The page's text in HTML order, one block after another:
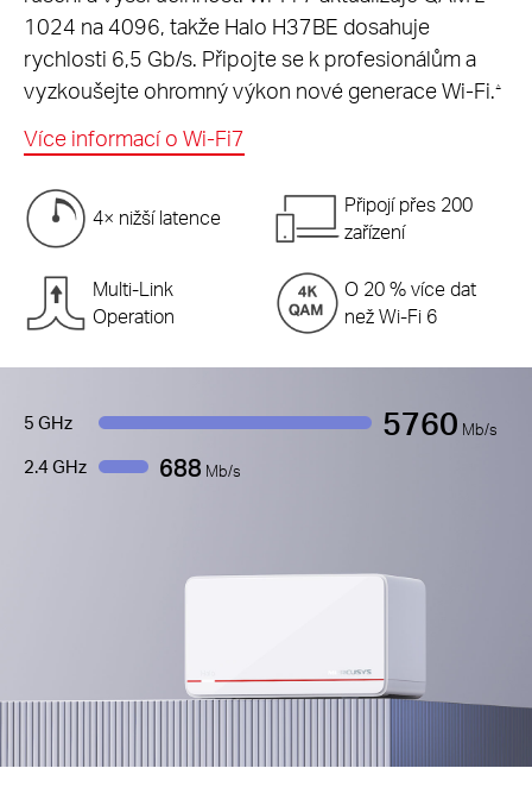
1024 na 4096, takže Halo H37BE dosahuje
rychlosti 6,5 Gb/s. Připojte se k profesionálům a
vyzkoušejte ohromný výkon nové generace Wi-Fi. △
Více informací o Wi-Fi7
4× nižší latence
Připojí přes 200
zařízení
Multi-Link
Operation
O 20 % více dat
než Wi-Fi 6
5 GHz 5760 Mb/s
2.4 GHz 688 Mb/s